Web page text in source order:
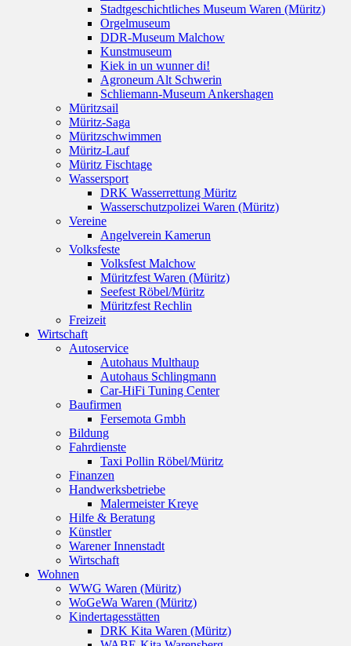
Stadtgeschichtliches Museum Waren (Müritz)
Orgelmuseum
DDR-Museum Malchow
Kunstmuseum
Kiek in un wunner di!
Agroneum Alt Schwerin
Schliemann-Museum Ankershagen
Müritzsail
Müritz-Saga
Müritzschwimmen
Müritz-Lauf
Müritz Fischtage
Wassersport
DRK Wasserrettung Müritz
Wasserschutzpolizei Waren (Müritz)
Vereine
Angelverein Kamerun
Volksfeste
Volksfest Malchow
Müritzfest Waren (Müritz)
Seefest Röbel/Müritz
Müritzfest Rechlin
Freizeit
Wirtschaft
Autoservice
Autohaus Multhaup
Autohaus Schlingmann
Car-HiFi Tuning Center
Baufirmen
Fersemota Gmbh
Bildung
Fahrdienste
Taxi Pollin Röbel/Müritz
Finanzen
Handwerksbetriebe
Malermeister Kreye
Hilfe & Beratung
Künstler
Warener Innenstadt
Wirtschaft
Wohnen
WWG Waren (Müritz)
WoGeWa Waren (Müritz)
Kindertagesstätten
DRK Kita Waren (Müritz)